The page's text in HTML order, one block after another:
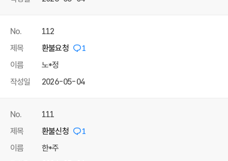
No.
112
제목
환불요청 1
이름
노*정
작성일
2026-05-04
No.
111
제목
환불신청 1
이름
한*주